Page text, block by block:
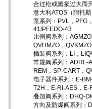
合过松或磨损过大而
意大利ATOS（阿托
泵系列：PVL，PFG
41/PFEDO-43
比例阀系列：
QVHMZO，
插装阀系列：LI，
常规阀系列：ADRL-
REM，SP-CART，
电子器件系列：E-
T2H，E-RI-AES，E-
叠加阀系列：DHQ-
方向及防爆阀系列：